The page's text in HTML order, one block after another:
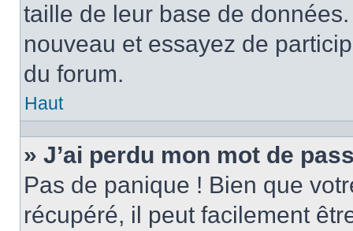
taille de leur base de
nouveau et essayez de
du forum.
Haut
» J’ai perdu mon mot de
Pas de panique ! Bien que
récupéré, il peut facilement